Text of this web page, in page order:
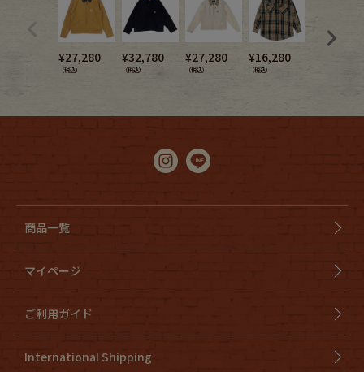
¥27,280
（税込）
¥32,780
（税込）
¥27,280
（税込）
¥16,280
（税込）
商品一覧
マイページ
ご利用ガイド
International Shipping